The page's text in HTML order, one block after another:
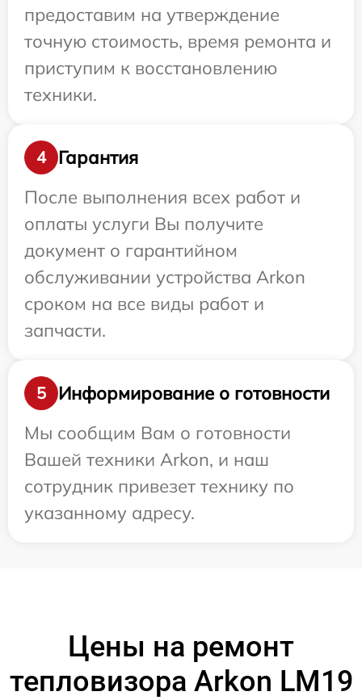
предоставим на утверждение
точную стоимость, время ремонта и
приступим к восстановлению
техники.
4
Гарантия
После выполнения всех работ и
оплаты услуги Вы получите
документ о гарантийном
обслуживании устройства Arkon
сроком на все виды работ и
запчасти.
5
Информирование о готовности
Мы сообщим Вам о готовности
Вашей техники Arkon, и наш
сотрудник привезет технику по
указанному адресу.
Цены на ремонт
тепловизора Arkon LM19